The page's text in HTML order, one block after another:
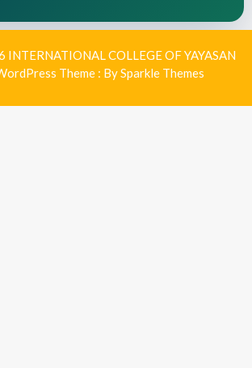
COLLEGE OF YAYASAN
Theme : BySparkle Themes